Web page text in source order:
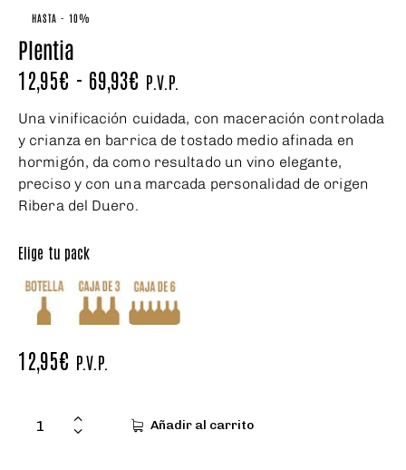
HASTA - 10%
Plentia
12,95€ - 69,93€ P.V.P.
Una vinificación cuidada, con maceración controlada
y crianza en barrica de tostado medio afinada en
hormigón, da como resultado un vino elegante,
preciso y con una marcada personalidad de origen
Ribera del Duero.
Elige tu pack
12,95€ P.V.P.
Añadir al carrito